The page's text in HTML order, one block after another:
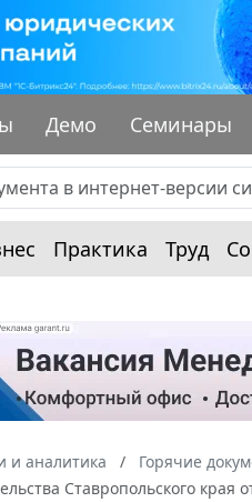
Демо Семинары
Практика Труд
и аналитика Горячие
Ставропольского